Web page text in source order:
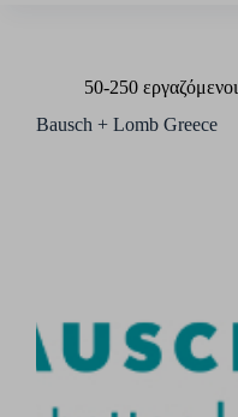
50-250 εργαζόμενοι
Bausch + Lomb Greece